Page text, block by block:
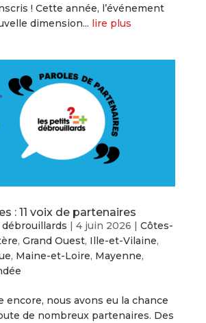
! Cette année, l’événement
dimension... lire plus
: 11 voix de partenaires
| 4 juin 2026 | Côtes-
, Grand Ouest, Ille-et-Vilaine,
, Maine-et-Loire, Mayenne,
encore, nous avons eu la chance
de nombreux partenaires. Des